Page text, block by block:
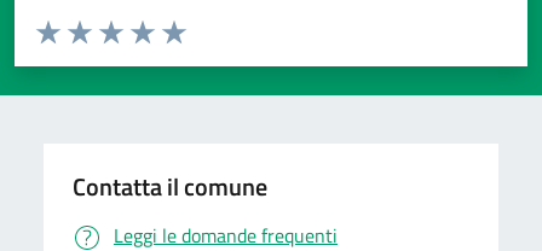
Valuta da 1 a 5 stelle la pagina
Valuta 5 stelle su 5
Valuta 4 stelle su 5
Valuta 3 stelle su 5
Valuta 2 stelle su 5
Valuta 1 stelle su 5
Contatta il comune
Leggi le domande frequenti